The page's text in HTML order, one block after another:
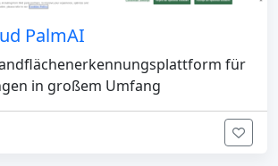
PalmAI
für
in großem Umfang